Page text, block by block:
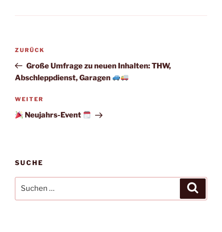
Beitragsnavigation
Vorheriger
Beitrag
ZURÜCK
Große Umfrage zu neuen Inhalten: THW,
Abschleppdienst, Garagen
Nächster
Beitrag
WEITER
Neujahrs-Event
SUCHE
nach: